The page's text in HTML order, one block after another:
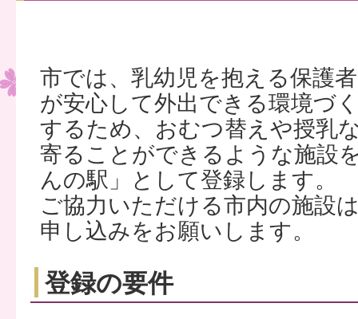
市では、乳幼児を抱える保護
が安心して外出できる環境づ
するため、おむつ替えや授乳
寄ることができるような施設
んの駅」として登録します。
ご協力いただける市内の施設
申し込みをお願いします。
登録の要件